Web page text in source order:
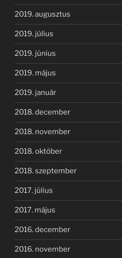
2019. augusztus
2019. július
2019. június
2019. május
2019. január
2018. december
2018. november
2018. október
2018. szeptember
2017. július
2017. május
2016. december
2016. november